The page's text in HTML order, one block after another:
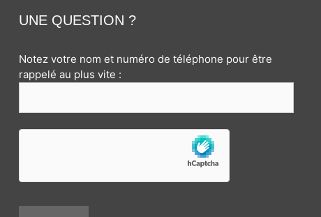
UNE QUESTION ?
Notez votre nom et numéro de téléphone pour être
rappelé au plus vite :